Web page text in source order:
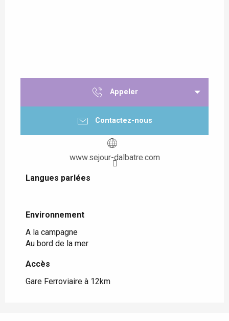
Appeler
Contactez-nous
www.sejour-dalbatre.com
Langues parlées
Langues parlées
Environnement
Environnement
A la campagne
Au bord de la mer
Accès
Accès
Gare Ferroviaire à 12km